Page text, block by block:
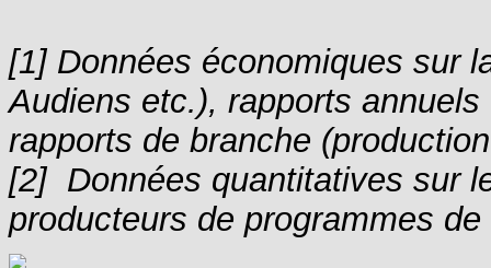
[1] Données économiques sur
Audiens etc.), rapports
rapports de branche
[2] Données quantitatives sur
producteurs de programmes